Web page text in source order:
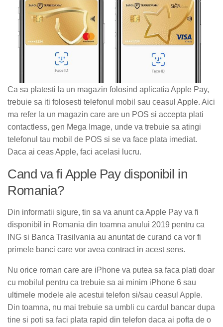
Ca sa platesti la un magazin folosind aplicatia Apple Pay,
trebuie sa iti folosesti telefonul mobil sau ceasul Apple. Aici
ma refer la un magazin care are un POS si accepta plati
contactless, gen Mega Image, unde va trebuie sa atingi
telefonul tau mobil de POS si se va face plata imediat.
Daca ai ceas Apple, faci acelasi lucru.
Cand va fi Apple Pay disponibil in
Romania?
Din informatii sigure, tin sa va anunt ca Apple Pay va fi
disponibil in Romania din toamna anului 2019 pentru ca
ING si Banca Trasilvania au anuntat de curand ca vor fi
primele banci care vor avea contract in acest sens.
Nu orice roman care are iPhone va putea sa faca plati doar
cu mobilul pentru ca trebuie sa ai minim iPhone 6 sau
ultimele modele ale acestui telefon si/sau ceasul Apple.
Din toamna, nu mai trebuie sa umbli cu cardul bancar dupa
tine si poti sa faci plata rapid din telefon daca ai pofta de o